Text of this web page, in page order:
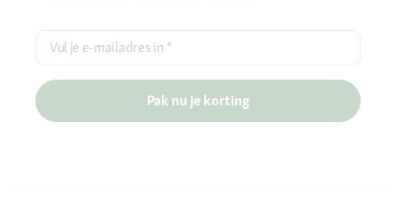
Vul je e-mailadres in *
Pak nu je korting